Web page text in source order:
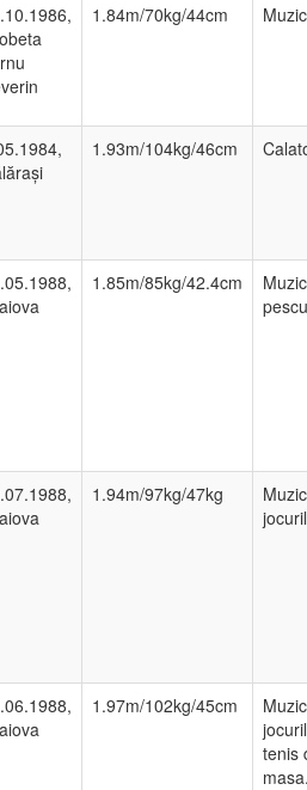
1.84m/70kg/44cm
1.93m/104kg/46cm
1.85m/85kg/42.4cm
1.94m/97kg/47kg
1.97m/102kg/45cm
tenis